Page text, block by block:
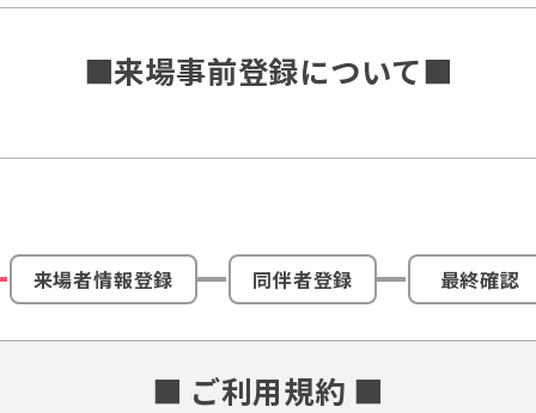
■来場事前登録について■
来場者情報登録 同伴者登録 最終確認
■ ご利用規約 ■